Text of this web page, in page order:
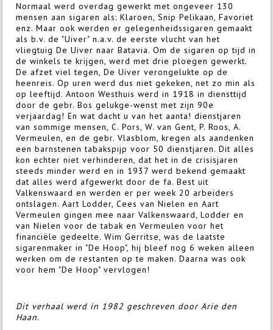
Normaal werd overdag gewerkt met ongeveer 130
mensen aan sigaren als: Klaroen, Snip Pelikaan, Favoriet
enz. Maar ook werden er gelegenheidssigaren gemaakt
als b.v. de "Uiver" n.a.v. de eerste vlucht van het
vliegtuig De Uiver naar Batavia. Om de sigaren op tijd in
de winkels te krijgen, werd met drie ploegen gewerkt.
De afzet viel tegen, De Uiver verongelukte op de
heenreis. Op uren werd dus niet gekeken, net zo min als
op leeftijd. Antoon Westhuis werd in 1918 in diensttijd
door de gebr. Bos gelukge-wenst met zijn 90e
verjaardag! En wat dacht u van het aanta! dienstjaren
van sommige mensen, C. Pors, W. van Gent, P. Roos, A.
Vermeulen, en de gebr. Vlasblom, kregen als aandenken
een barnstenen tabakspijp voor 50 dienstjaren. Dit alles
kon echter niet verhinderen, dat het in de crisisjaren
steeds minder werd en in 1937 werd bekend gemaakt
dat alles werd afgewerkt door de fa. Best uit
Valkenswaard en werden er per week 20 arbeiders
ontslagen. Aart Lodder, Cees van Nielen en Aart
Vermeulen gingen mee naar Valkenswaard, Lodder en
van Nielen voor de tabak en Vermeulen voor het
financiële gedeelte. Wim Gerritse, was de laatste
sigarenmaker in "De Hoop", hij bleef nog 6 weken alleen
werken om de restanten op te maken. Daarna was ook
voor hem "De Hoop" vervlogen!
Dit verhaal werd in 1982 geschreven door Arie den
Haan.